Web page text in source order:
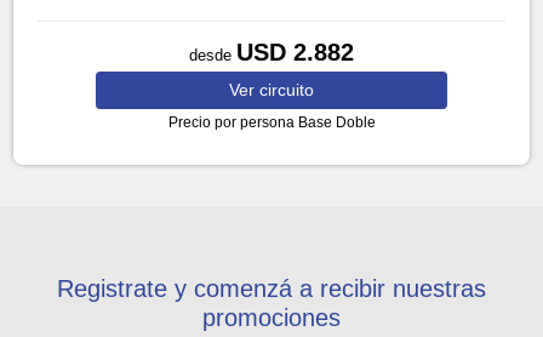
desde USD 2.882
Ver circuito
Precio por persona Base Doble
Registrate y comenzá a recibir nuestras
promociones